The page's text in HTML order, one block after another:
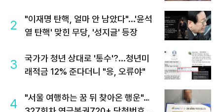
2
"이재명 탄핵, 얼마 안 남았다"...'윤석
열 탄핵' 맞힌 무당, '성지글' 등장
3
국가가 청년 상대로 '통수'?...청년미
래적금 12% 준다더니 "응, 오류야"
4
"서울 여행하는 꿈 뒤 찾아온 행운"…